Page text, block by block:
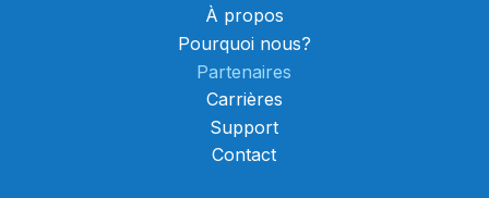
À propos
Pourquoi nous?
Partenaires
Carrières
Support
Contact